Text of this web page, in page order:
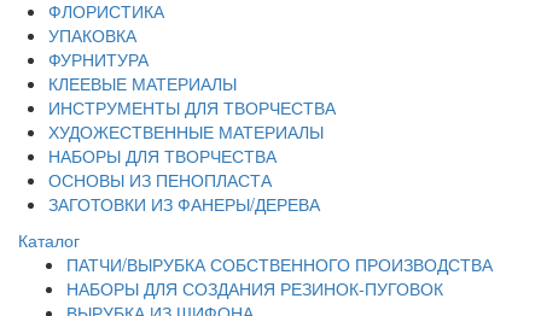
ФЛОРИСТИКА
УПАКОВКА
ФУРНИТУРА
КЛЕЕВЫЕ МАТЕРИАЛЫ
ИНСТРУМЕНТЫ ДЛЯ ТВОРЧЕСТВА
ХУДОЖЕСТВЕННЫЕ МАТЕРИАЛЫ
НАБОРЫ ДЛЯ ТВОРЧЕСТВА
ОСНОВЫ ИЗ ПЕНОПЛАСТА
ЗАГОТОВКИ ИЗ ФАНЕРЫ/ДЕРЕВА
Каталог
ПАТЧИ/ВЫРУБКА СОБСТВЕННОГО ПРОИЗВОДСТВА
НАБОРЫ ДЛЯ СОЗДАНИЯ РЕЗИНОК-ПУГОВОК